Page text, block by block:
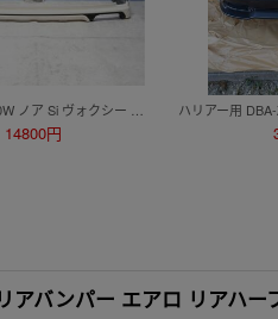
14800円
アバンパー エアロ リアハ